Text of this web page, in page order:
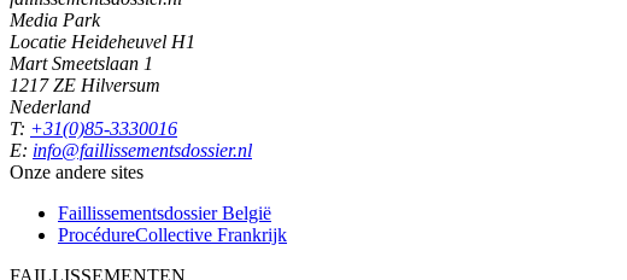
Media Park
Locatie Heideheuvel H1
Mart Smeetslaan 1
1217 ZE Hilversum
Nederland
T: +31(0)85-3330016
E: info@faillissementsdossier.nl
Onze andere sites
Faillissementsdossier België
ProcédureCollective Frankrijk
FAILLISSEMENTEN